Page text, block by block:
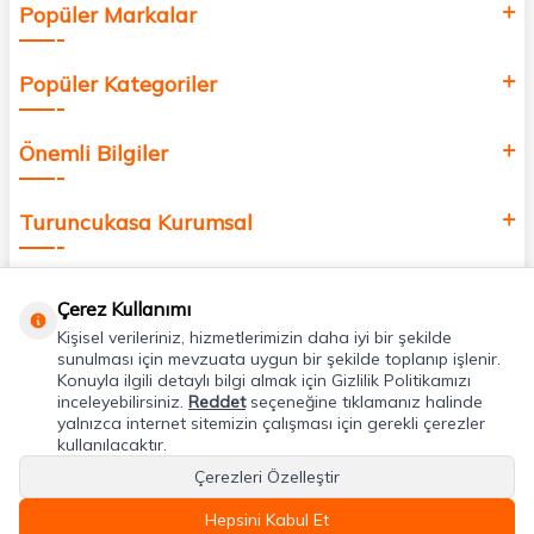
Popüler Markalar
Popüler Kategoriler
Önemli Bilgiler
Turuncukasa Kurumsal
Uygulamalarımız
Adres & İletişim
Çerez Kullanımı
Kişisel verileriniz, hizmetlerimizin daha iyi bir şekilde
sunulması için mevzuata uygun bir şekilde toplanıp işlenir.
Konuyla ilgili detaylı bilgi almak için Gizlilik Politikamızı
inceleyebilirsiniz. Reddetseçeneğine tıklamanız halinde
yalnızca internet sitemizin çalışması için gerekli çerezler
kullanılacaktır.
Çerezleri Özelleştir
Hepsini Kabul Et